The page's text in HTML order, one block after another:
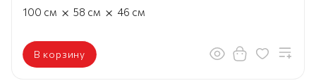
100 см × 58 см × 46 см
В корзину